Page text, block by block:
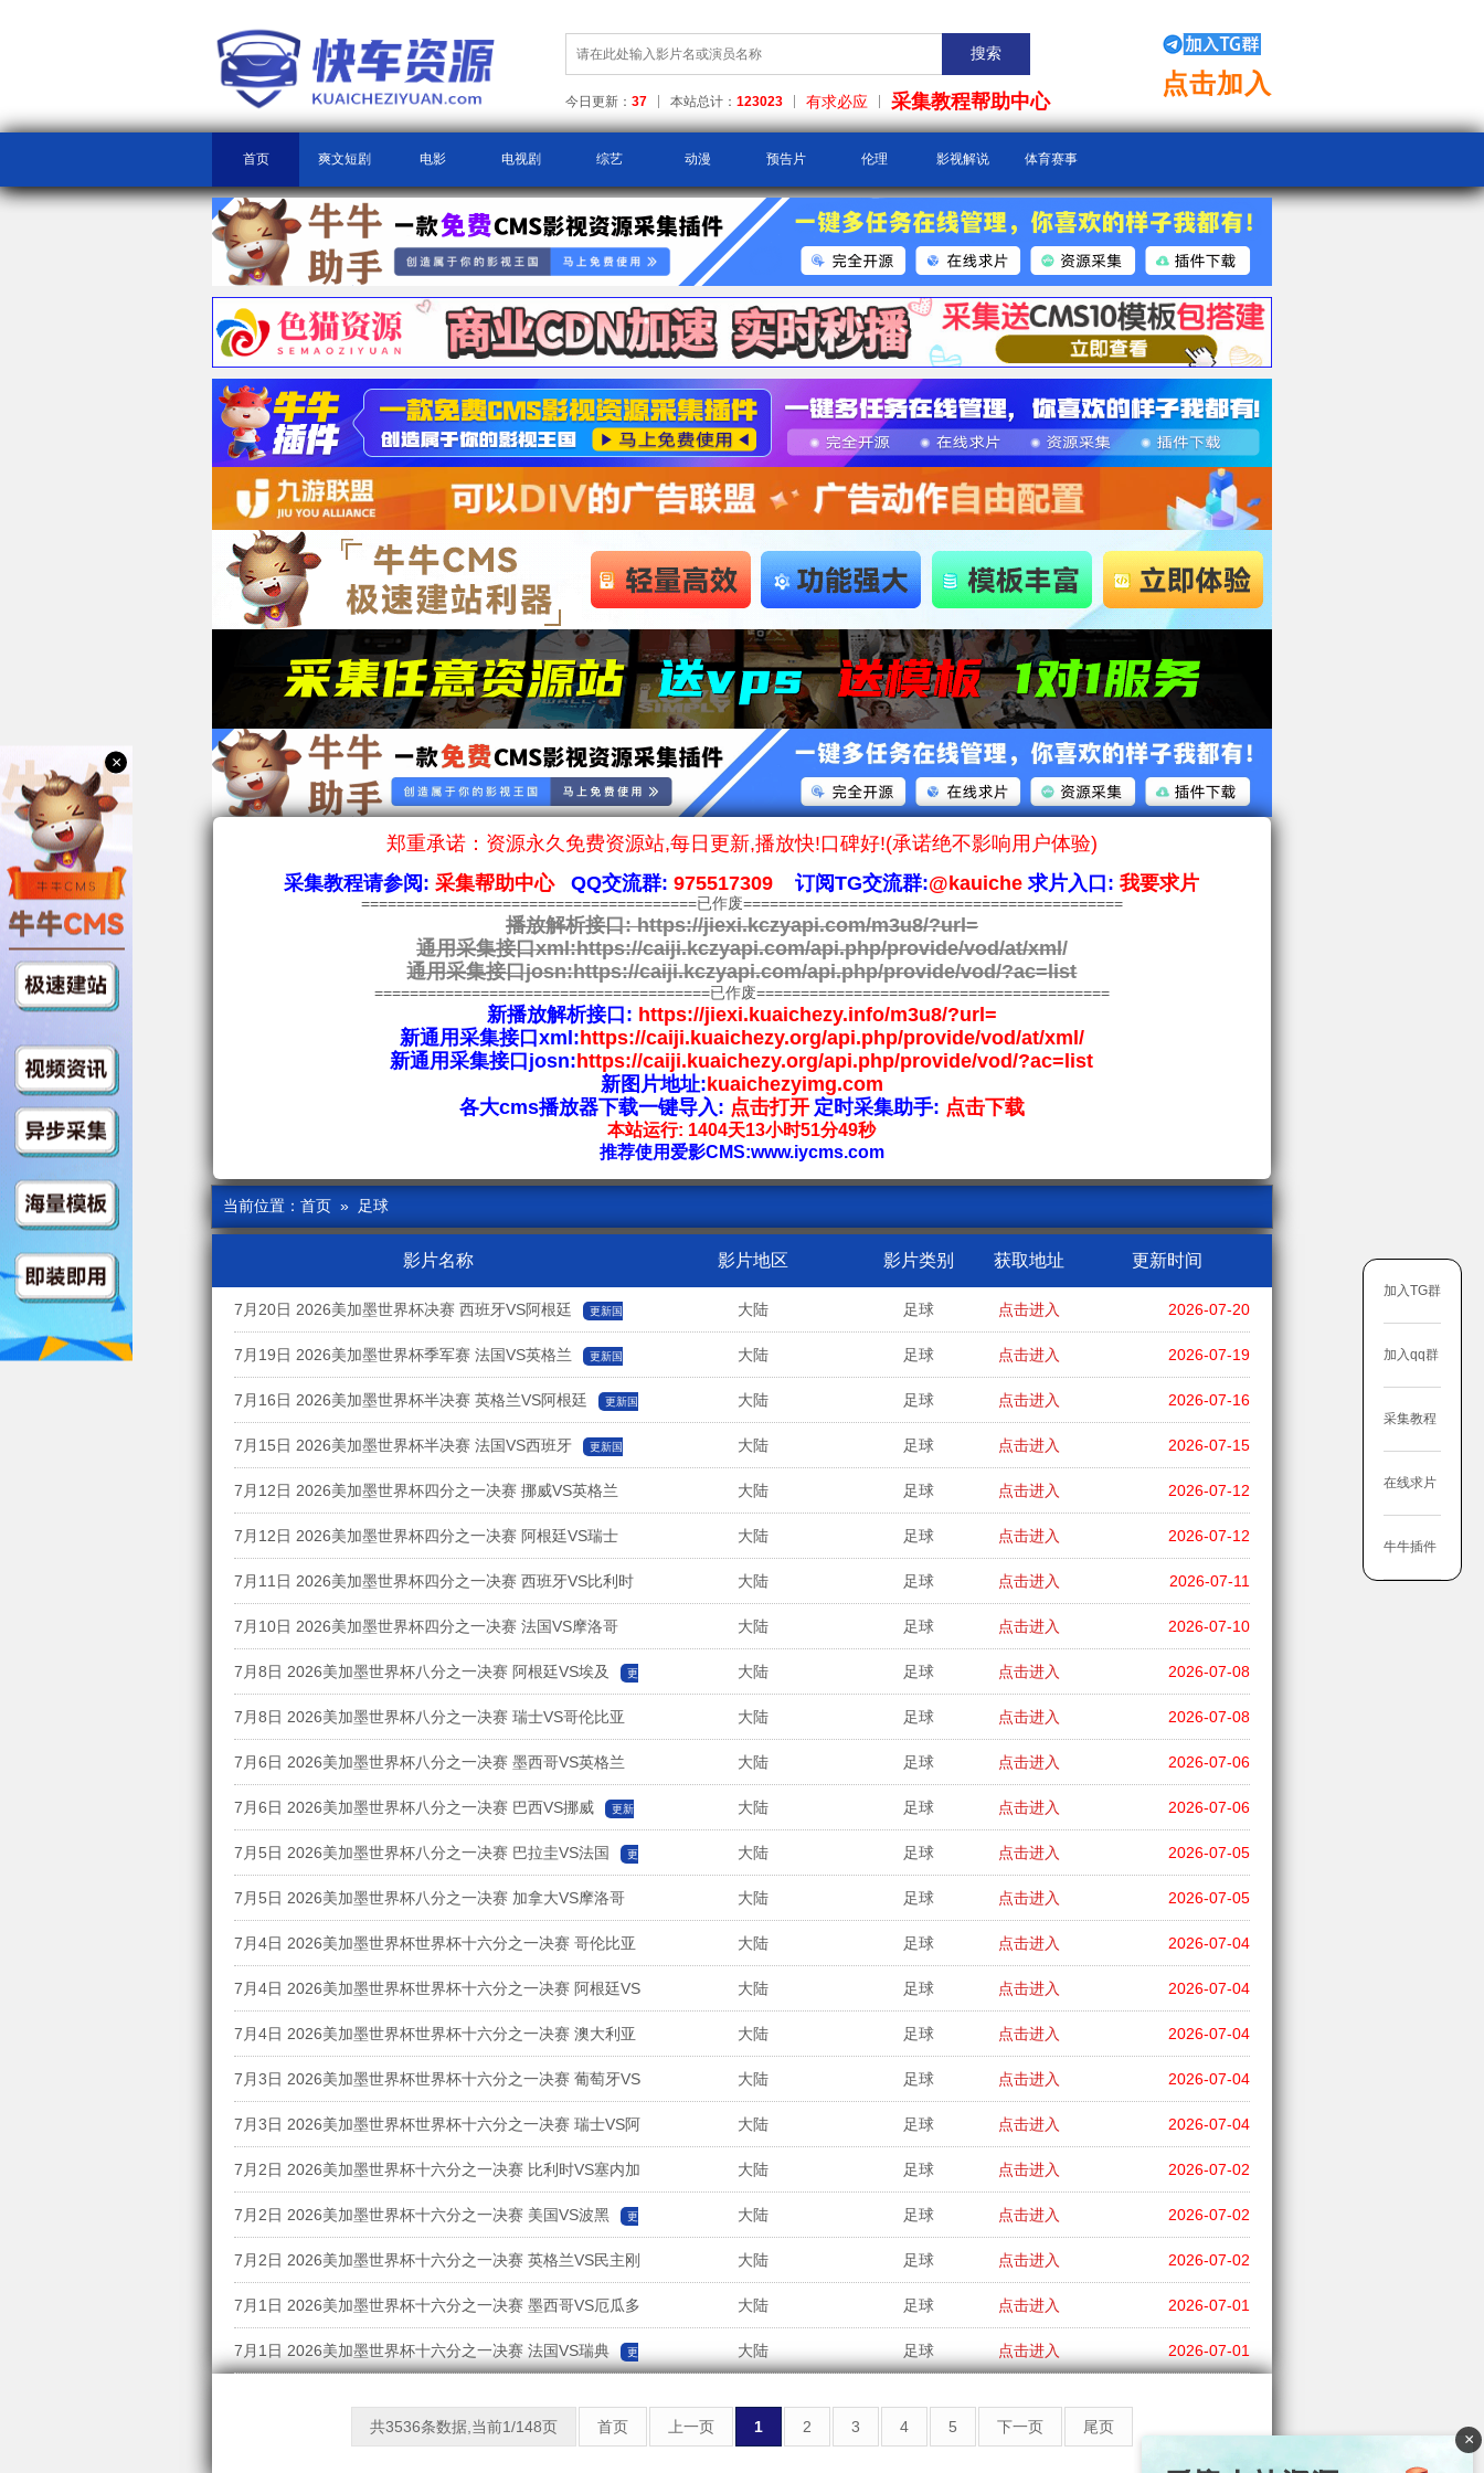
今日更新： 37 本站总计： 123023 有求必应 采集教程帮助中心
点击加入
首页 爽文短剧 电影 电视剧 综艺 动漫 预告片 伦理 影视解说 体育赛事
郑重承诺：资源永久免费资源站,每日更新,播放快!口碑好!(承诺绝不影响用户体验)
采集教程请参阅: 采集帮助中心 QQ交流群: 975517309 订阅TG交流群:@kauiche 求片入口:我要求片
======================================已作废===========================================
播放解析接口:https://jiexi.kczyapi.com/m3u8/?url=
通用采集接口xml:https://caiji.kczyapi.com/api.php/provide/vod/at/xml/
通用采集接口josn:https://caiji.kczyapi.com/api.php/provide/vod/?ac=list
======================================已作废========================================
新播放解析接口: https://jiexi.kuaichezy.info/m3u8/?url=
新通用采集接口xml: https://caiji.kuaichezy.org/api.php/provide/vod/at/xml/
新通用采集接口josn: https://caiji.kuaichezy.org/api.php/provide/vod/?ac=list
新图片地址: kuaichezyimg.com
各大cms播放器下载一键导入: 点击打开 定时采集助手: 点击下载
本站运行: 1404天13小时51分49秒
推荐使用爱影CMS:www.iycms.com
当前位置： 首页 » 足球
影片名称 影片地区 影片类别 获取地址 更新时间
7月20日 2026美加墨世界杯决赛 西班牙VS阿根廷 更新国
语
大陆 足球 点击进入 2026-07-20
7月19日 2026美加墨世界杯季军赛 法国VS英格兰 更新国
语
大陆 足球 点击进入 2026-07-19
7月16日 2026美加墨世界杯半决赛 英格兰VS阿根廷 更新国
语
大陆 足球 点击进入 2026-07-16
7月15日 2026美加墨世界杯半决赛 法国VS西班牙 更新国
语
大陆 足球 点击进入 2026-07-15
7月12日 2026美加墨世界杯四分之一决赛 挪威VS英格兰
更新国语
大陆 足球 点击进入 2026-07-12
7月12日 2026美加墨世界杯四分之一决赛 阿根廷VS瑞士
更新国语
大陆 足球 点击进入 2026-07-12
7月11日 2026美加墨世界杯四分之一决赛 西班牙VS比利时
更新国语
大陆 足球 点击进入 2026-07-11
7月10日 2026美加墨世界杯四分之一决赛 法国VS摩洛哥
更新国语
大陆 足球 点击进入 2026-07-10
7月8日 2026美加墨世界杯八分之一决赛 阿根廷VS埃及 更
新国语
大陆 足球 点击进入 2026-07-08
7月8日 2026美加墨世界杯八分之一决赛 瑞士VS哥伦比亚
更新国语
大陆 足球 点击进入 2026-07-08
7月6日 2026美加墨世界杯八分之一决赛 墨西哥VS英格兰
更新国语
大陆 足球 点击进入 2026-07-06
7月6日 2026美加墨世界杯八分之一决赛 巴西VS挪威 更新
国语
大陆 足球 点击进入 2026-07-06
7月5日 2026美加墨世界杯八分之一决赛 巴拉圭VS法国 更
新国语
大陆 足球 点击进入 2026-07-05
7月5日 2026美加墨世界杯八分之一决赛 加拿大VS摩洛哥
更新国语
大陆 足球 点击进入 2026-07-05
7月4日 2026美加墨世界杯世界杯十六分之一决赛 哥伦比亚
VS加纳 更新国语
大陆 足球 点击进入 2026-07-04
7月4日 2026美加墨世界杯世界杯十六分之一决赛 阿根廷VS
佛得角 更新国语
大陆 足球 点击进入 2026-07-04
7月4日 2026美加墨世界杯世界杯十六分之一决赛 澳大利亚
VS埃及 更新国语
大陆 足球 点击进入 2026-07-04
7月3日 2026美加墨世界杯世界杯十六分之一决赛 葡萄牙VS
克罗地亚 更新国语
大陆 足球 点击进入 2026-07-04
7月3日 2026美加墨世界杯世界杯十六分之一决赛 瑞士VS阿
尔及利亚 更新国语
大陆 足球 点击进入 2026-07-04
7月2日 2026美加墨世界杯十六分之一决赛 比利时VS塞内加
尔 更新国语
大陆 足球 点击进入 2026-07-02
7月2日 2026美加墨世界杯十六分之一决赛 美国VS波黑 更
新国语
大陆 足球 点击进入 2026-07-02
7月2日 2026美加墨世界杯十六分之一决赛 英格兰VS民主刚
果 更新国语
大陆 足球 点击进入 2026-07-02
7月1日 2026美加墨世界杯十六分之一决赛 墨西哥VS厄瓜多
尔 更新国语
大陆 足球 点击进入 2026-07-01
7月1日 2026美加墨世界杯十六分之一决赛 法国VS瑞典 更 大陆 足球 点击进入 2026-07-01
共3536条数据,当前1/148页 首页 上一页 1 2 3 4 5 下一页 尾页
加入TG群
加入qq群
采集教程
在线求片
牛牛插件
×
×